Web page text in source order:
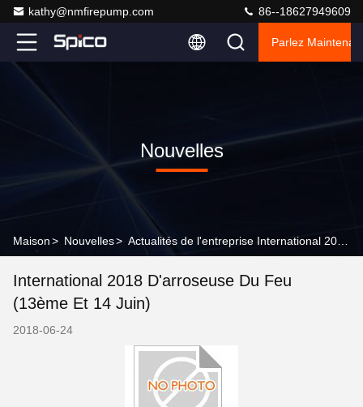
kathy@nmfirepump.com 86--18627949609
Parlez
Nouvelles
Maison> Nouvelles>
International 2018 D'arroseuse Du Feu
(13ème Et 14 Juin)
2018-06-24